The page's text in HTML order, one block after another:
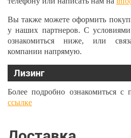
Вы также можете оформить
у наших партнеров. С
ознакомиться ниже, или
компании напрямую.
Лизинг
Более подробно ознакомиться
ссылке